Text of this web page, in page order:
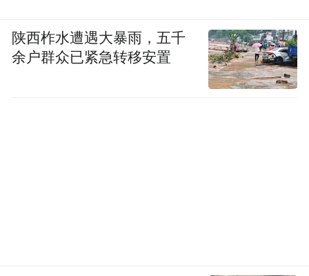
陕西柞水遭遇大暴雨，五千
余户群众已紧急转移安置